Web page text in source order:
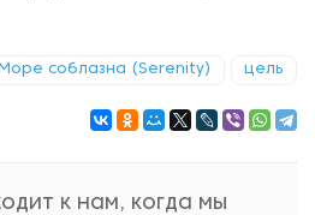
Море соблазна (Serenity) цель
к нам, когда мы